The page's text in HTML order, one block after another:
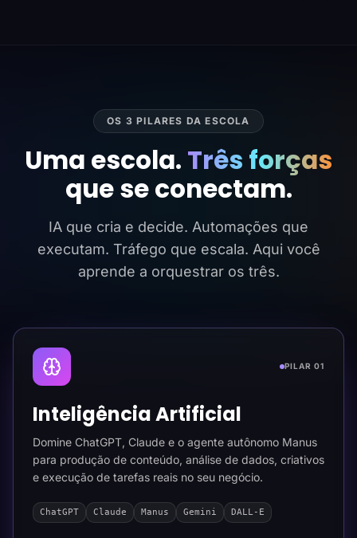
OS 3 PILARES DA ESCOLA
Uma escola. Três forças
que se conectam.
IA que cria e decide. Automações que
executam. Tráfego que escala. Aqui você
aprende a orquestrar os três.
PILAR 01
Inteligência Artificial
Domine ChatGPT, Claude e o agente autônomo Manus
para produção de conteúdo, análise de dados, criativos
e execução de tarefas reais no seu negócio.
ChatGPT Claude Manus Gemini DALL-E